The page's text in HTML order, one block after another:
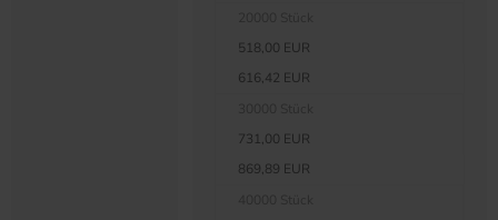
518,00 EUR
616,42 EUR
731,00 EUR
869,89 EUR